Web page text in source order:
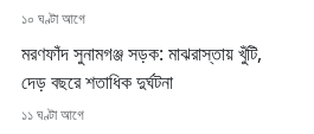
১০ ঘণ্টা আগে
মরণফাঁদ সুনামগঞ্জ সড়ক: মাঝরাস্তায় খুঁটি,
দেড় বছরে শতাধিক দুর্ঘটনা
১১ ঘণ্টা আগে